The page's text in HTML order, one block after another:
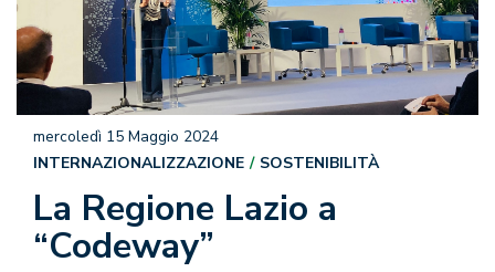
La Regione Lazio a
“Codeway”
mercoledì 15 Maggio 2024
INTERNAZIONALIZZAZIONE
SOSTENIBILITÀ